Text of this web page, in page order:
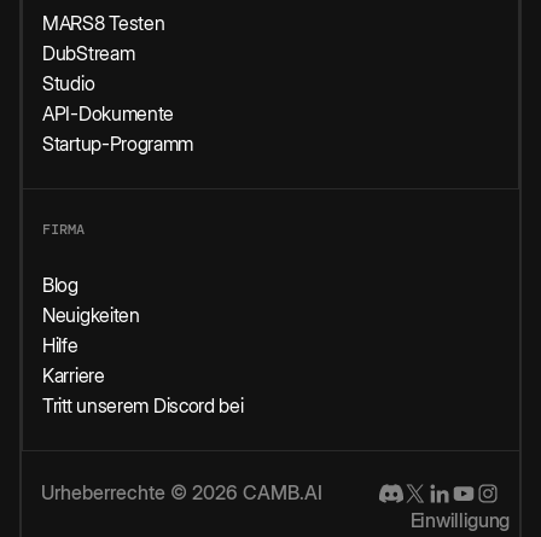
MARS8 Testen
DubStream
Studio
API-Dokumente
Startup-Programm
FIRMA
Blog
Neuigkeiten
Hilfe
Karriere
Tritt unserem Discord bei
Urheberrechte © 2026 CAMB.AI
Einwilligung